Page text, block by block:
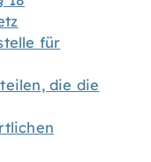
für
die die